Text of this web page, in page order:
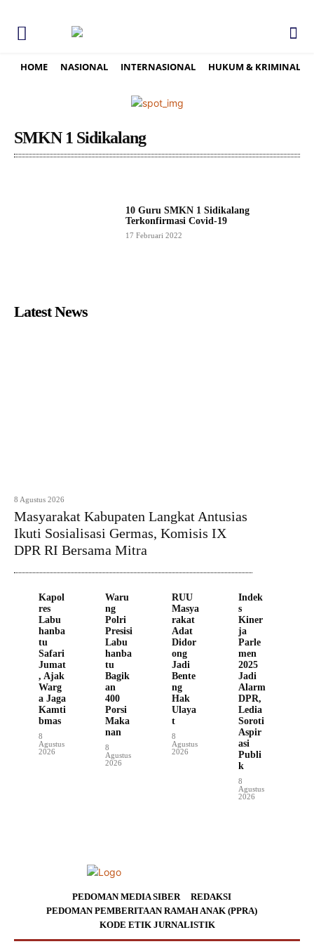
HOME NASIONAL INTERNASIONAL HUKUM & KRIMINAL
SMKN 1 Sidikalang
10 Guru SMKN 1 Sidikalang
Terkonfirmasi Covid-19
17 Februari 2022
Latest News
8 Agustus 2026
Masyarakat Kabupaten Langkat Antusias
Ikuti Sosialisasi Germas, Komisis IX
DPR RI Bersama Mitra
Kapol
res
Labu
hanba
tu
Safari
Jumat
, Ajak
Warg
a Jaga
Kamti
bmas
8
Agustus
2026
Waru
ng
Polri
Presisi
Labu
hanba
tu
Bagik
an
400
Porsi
Maka
nan
8
Agustus
2026
RUU
Masya
rakat
Adat
Didor
ong
Jadi
Bente
ng
Hak
Ulaya
t
8
Agustus
2026
Indek
s
Kiner
ja
Parle
men
2025
Jadi
Alarm
DPR,
Ledia
Soroti
Aspir
asi
Publi
k
8
Agustus
2026
PEDOMAN MEDIA SIBER
REDAKSI
PEDOMAN PEMBERITAAN RAMAH ANAK (PPRA)
KODE ETIK JURNALISTIK